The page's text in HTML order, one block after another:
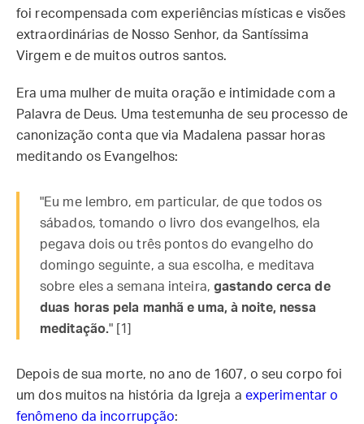
foi recompensada com experiências místicas e visões
extraordinárias de Nosso Senhor, da Santíssima
Virgem e de muitos outros santos.
Era uma mulher de muita oração e intimidade com a
Palavra de Deus. Uma testemunha de seu processo de
canonização conta que via Madalena passar horas
meditando os Evangelhos:
"Eu me lembro, em particular, de que todos os
sábados, tomando o livro dos evangelhos, ela
pegava dois ou três pontos do evangelho do
domingo seguinte, a sua escolha, e meditava
sobre eles a semana inteira, gastando cerca de
duas horas pela manhã e uma, à noite, nessa
meditação." [1]
Depois de sua morte, no ano de 1607, o seu corpo foi
um dos muitos na história da Igreja a experimentar o
fenômeno da incorrupção: